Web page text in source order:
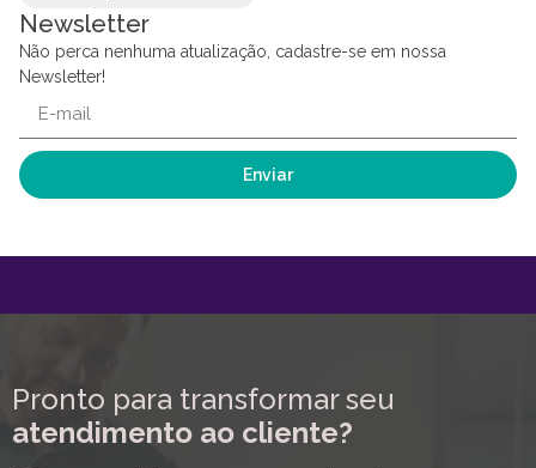
Newsletter
Não perca nenhuma atualização, cadastre-se em nossa
Newsletter!
Enviar
Pronto para transformar seu
atendimento ao cliente?